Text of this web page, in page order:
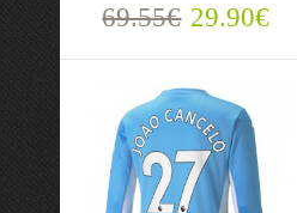
Camiseta de fútbol
Manchester City Joao
Cancelo 7 Segunda
Equipación 2022-23 -
Hombre
69.55€ 29.90€
69.55€ 29.90€